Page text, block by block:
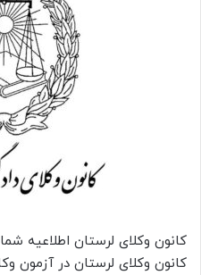
کانون وکلای لرستان در آزمون وکالت 1403 را